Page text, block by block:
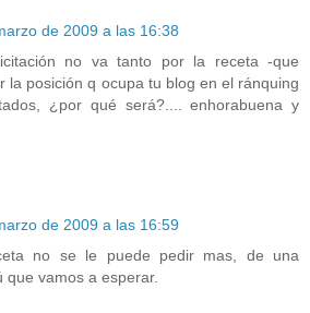
de 2009 a las 16:38
no va tanto por la receta -que
la posición q ocupa tu blog en el ránquing
¿por qué será?.... enhorabuena y
de 2009 a las 16:59
no se le puede pedir mas, de una
que vamos a esperar.